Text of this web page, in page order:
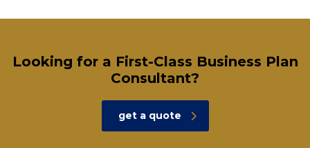
Looking for a First-Class Business Plan
Consultant?
get a quote